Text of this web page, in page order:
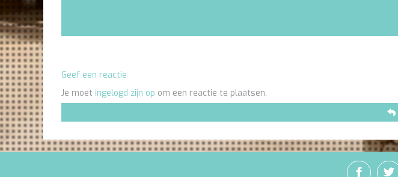
Geef een reactie
Je moet ingelogd zijn op om een reactie te plaatsen.